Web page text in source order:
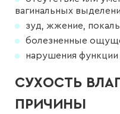
вагинальных
зуд, жжение,
болезненные
нарушения
СУХОСТЬ
ПРИЧИНЫ